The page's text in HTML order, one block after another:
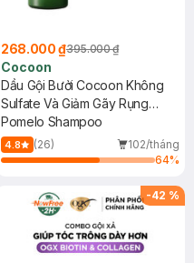
268.000 ₫395.000 ₫
Cocoon
Dầu Gội Bưởi Cocoon Không
Sulfate Và Giảm Gãy Rụng
500ml
Pomelo Shampoo
4.8 (26)
102/tháng
64%
-42 %